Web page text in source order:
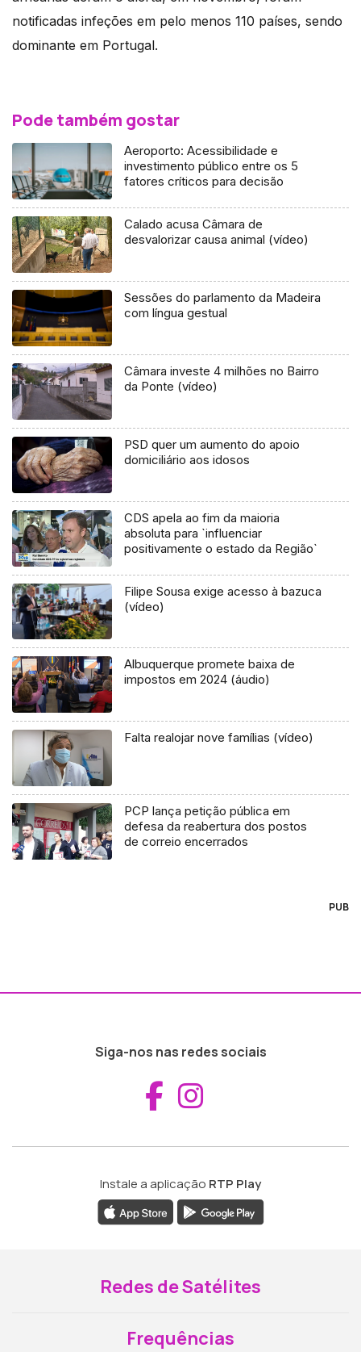
notificadas infeções em pelo menos 110 países, sendo
dominante em Portugal.
Pode também gostar
Aeroporto: Acessibilidade e
investimento público entre os 5
fatores críticos para decisão
Calado acusa Câmara de
desvalorizar causa animal (vídeo)
Sessões do parlamento da Madeira
com língua gestual
Câmara investe 4 milhões no Bairro
da Ponte (vídeo)
PSD quer um aumento do apoio
domiciliário aos idosos
CDS apela ao fim da maioria
absoluta para `influenciar
positivamente o estado da Região`
Filipe Sousa exige acesso à bazuca
(vídeo)
Albuquerque promete baixa de
impostos em 2024 (áudio)
Falta realojar nove famílias (vídeo)
PCP lança petição pública em
defesa da reabertura dos postos
de correio encerrados
PUB
Siga-nos nas redes sociais
Aceder ao
Instale a aplicação RTP Play
Redes de Satélites
Frequências